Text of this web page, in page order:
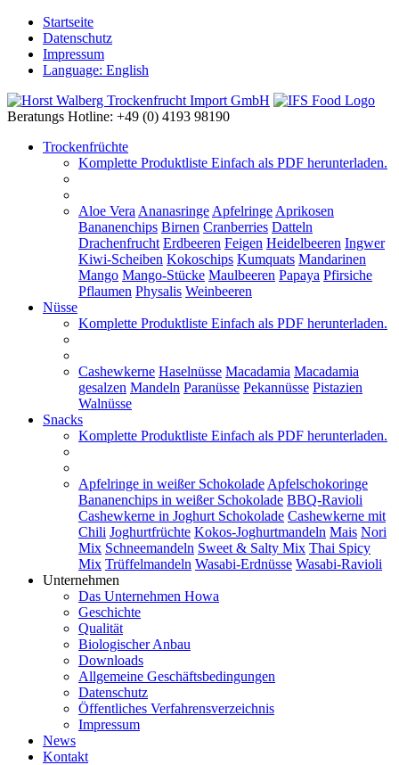
Startseite
Datenschutz
Impressum
Language: English
Beratungs Hotline: +49 (0) 4193 98190
Trockenfrüchte
Komplette Produktliste Einfach als PDF herunterladen.
Aloe Vera Ananasringe Apfelringe Aprikosen
Bananenchips Birnen Cranberries Datteln
Drachenfrucht Erdbeeren Feigen Heidelbeeren Ingwer
Kiwi-Scheiben Kokoschips Kumquats Mandarinen
Mango Mango-Stücke Maulbeeren Papaya Pfirsiche
Pflaumen Physalis Weinbeeren
Nüsse
Komplette Produktliste Einfach als PDF herunterladen.
Cashewkerne Haselnüsse Macadamia Macadamia
gesalzen Mandeln Paranüsse Pekannüsse Pistazien
Walnüsse
Snacks
Komplette Produktliste Einfach als PDF herunterladen.
Apfelringe in weißer Schokolade Apfelschokoringe
Bananenchips in weißer Schokolade BBQ-Ravioli
Cashewkerne in Joghurt Schokolade Cashewkerne mit
Chili Joghurtfrüchte Kokos-Joghurtmandeln Mais Nori
Mix Schneemandeln Sweet & Salty Mix Thai Spicy
Mix Trüffelmandeln Wasabi-Erdnüsse Wasabi-Ravioli
Unternehmen
Das Unternehmen Howa
Geschichte
Qualität
Biologischer Anbau
Downloads
Allgemeine Geschäftsbedingungen
Datenschutz
Öffentliches Verfahrensverzeichnis
Impressum
News
Kontakt